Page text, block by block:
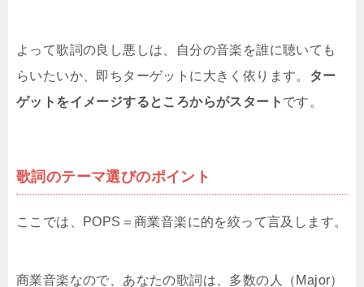
よって歌詞の良し悪しは、自分の音楽を誰に聴いても
らいたいか、即ちターゲットに大きく依ります。 ター
ゲットをイメージするところからがスタート です。
歌詞のテーマ選びのポイント
ここでは、POPS＝商業音楽に的を絞って言及します。
商業音楽なので、あなたの歌詞は、多数の人（Major）